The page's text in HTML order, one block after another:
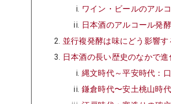
ワイン・ビールのアル
日本酒のアルコール発酵
並行複発酵は味にどう影響す
日本酒の長い歴史のなかで
縄文時代～平安時代：
鎌倉時代〜安土桃山時